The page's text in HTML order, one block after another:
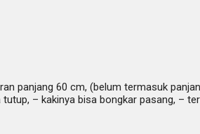
panjang 60 cm, (belum termasuk
– kakinya bisa bongkar pasang, –